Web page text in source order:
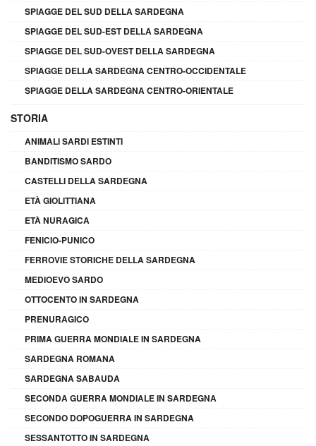
SPIAGGE DEL SUD DELLA SARDEGNA
SPIAGGE DEL SUD-EST DELLA SARDEGNA
SPIAGGE DEL SUD-OVEST DELLA SARDEGNA
SPIAGGE DELLA SARDEGNA CENTRO-OCCIDENTALE
SPIAGGE DELLA SARDEGNA CENTRO-ORIENTALE
STORIA
ANIMALI SARDI ESTINTI
BANDITISMO SARDO
CASTELLI DELLA SARDEGNA
ETÀ GIOLITTIANA
ETÀ NURAGICA
FENICIO-PUNICO
FERROVIE STORICHE DELLA SARDEGNA
MEDIOEVO SARDO
OTTOCENTO IN SARDEGNA
PRENURAGICO
PRIMA GUERRA MONDIALE IN SARDEGNA
SARDEGNA ROMANA
SARDEGNA SABAUDA
SECONDA GUERRA MONDIALE IN SARDEGNA
SECONDO DOPOGUERRA IN SARDEGNA
SESSANTOTTO IN SARDEGNA